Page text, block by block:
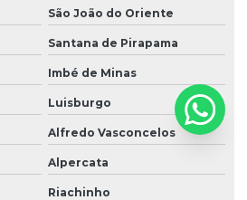
São João do Oriente
Santana de Pirapama
Imbé de Minas
Luisburgo
Alfredo Vasconcelos
Alpercata
Riachinho